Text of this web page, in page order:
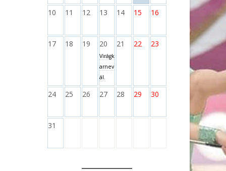
10 11 12 13 14 15 16
17 18 19 20
Virágk
arnev
ál.
21 22 23
24 25 26 27 28 29 30
31